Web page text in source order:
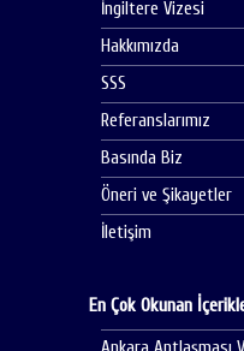
İngiltere Vizesi
Hakkımızda
SSS
Referanslarımız
Basında Biz
Öneri ve Şikayetler
İletişim
En Çok Okunan